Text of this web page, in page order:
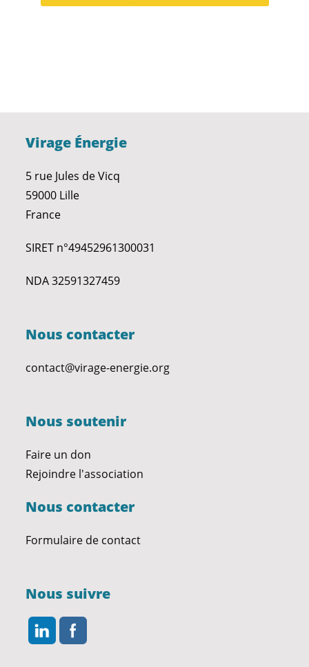
Virage Énergie
5 rue Jules de Vicq
59000 Lille
France
SIRET n°49452961300031
NDA 32591327459
Nous contacter
contact@virage-energie.org
Nous soutenir
Faire un don
Rejoindre l'association
Nous contacter
Formulaire de contact
Nous suivre